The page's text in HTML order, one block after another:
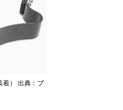
着） 出典：ブ